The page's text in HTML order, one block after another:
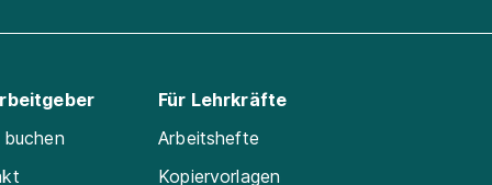
Für Lehrkräfte
Arbeitshefte
Kopiervorlagen